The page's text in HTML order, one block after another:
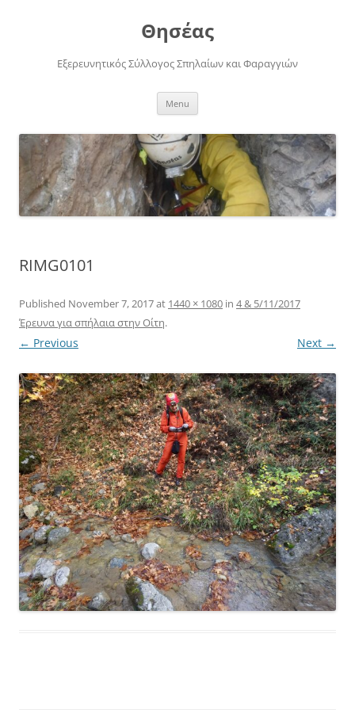
Θησέας
Εξερευνητικός Σύλλογος Σπηλαίων και Φαραγγιών
Menu
RIMG0101
Published November 7, 2017at 1440 × 1080 in 4 & 5/11/2017
Έρευνα για σπήλαια στην Οίτη.
← Previous Next →